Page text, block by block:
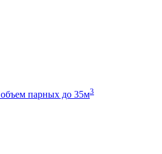
объем парных до 35м3